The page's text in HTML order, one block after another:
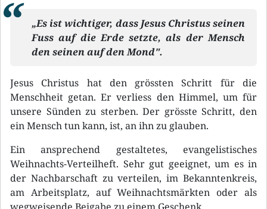
„Es ist wichtiger, dass Jesus Christus seinen
Fuss auf die Erde setzte, als der Mensch
den seinen auf den Mond".
Jesus Christus hat den grössten Schritt für die
Menschheit getan. Er verliess den Himmel, um für
unsere Sünden zu sterben. Der grösste Schritt, den
ein Mensch tun kann, ist, an ihn zu glauben.
Ein ansprechend gestaltetes, evangelistisches
Weihnachts-Verteilheft. Sehr gut geeignet, um es in
der Nachbarschaft zu verteilen, im Bekanntenkreis,
am Arbeitsplatz, auf Weihnachtsmärkten oder als